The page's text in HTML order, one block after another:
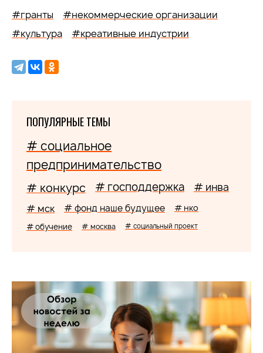
#гранты
#некоммерческие организации
#культура
#креативные индустрии
ПОПУЛЯРНЫЕ ТЕМЫ
# социальное
предпринимательство
# конкурс # господдержка # инва
# мск # фонд наше будущее # нко
# обучение # москва # социальный проект